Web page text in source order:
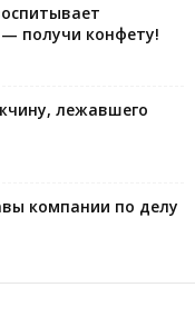
получи конфету!
лежавшего
компании по делу